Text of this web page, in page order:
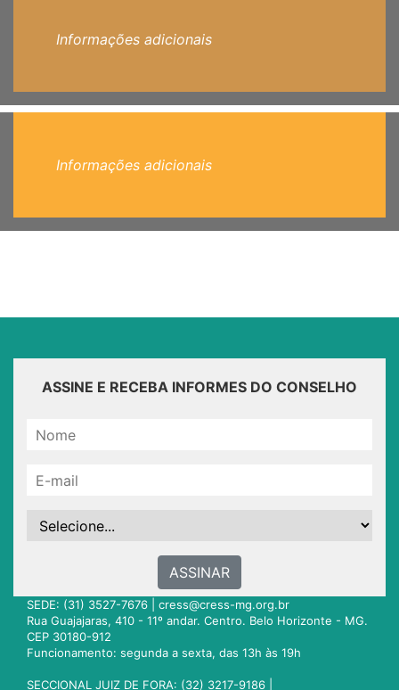
Informações adicionais
Informações adicionais
ASSINE E RECEBA INFORMES DO CONSELHO
ASSINAR
SEDE: (31) 3527-7676 | cress@cress-mg.org.br
Rua Guajajaras, 410 - 11º andar. Centro. Belo Horizonte - MG.
CEP 30180-912
Funcionamento: segunda a sexta, das 13h às 19h
SECCIONAL JUIZ DE FORA: (32) 3217-9186 |